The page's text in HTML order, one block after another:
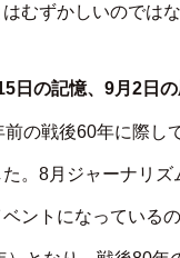
むずかしいのではな
日の記憶、9月2日の
前の戦後60年に際し
。8月ジャーナリ
ベントになっている